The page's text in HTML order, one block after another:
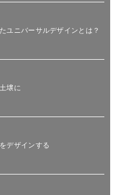
ユニバーサルデザインとは？
壌に
デザインする